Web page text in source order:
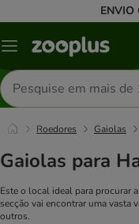
Menu
Pesquisar
produtos
Roedores Gaiolas
Gaiolas para
Este o local ideal para procurar
secção vai encontrar uma vasta
outros.